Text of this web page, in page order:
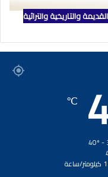
والتاريخية والتراثية
℃